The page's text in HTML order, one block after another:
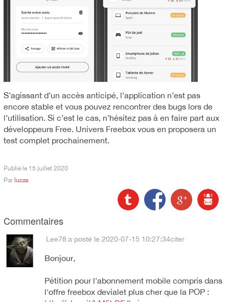
S’agissant d’un accès anticipé, l’application n’est pas
encore stable et vous pouvez rencontrer des bugs lors de
l’utilisation. Si c’est le cas, n’hésitez pas à en faire part aux
développeurs Free. Univers Freebox vous en proposera un
test complet prochainement.
Publié le 15 juillet 2020
Par lucas
Commentaires
Lee78 a posté le 2020-07-15 10:27:34citer
Bonjour,
Pétition pour l'abonnement mobile compris dans
l'offre freebox devialet plus cher que la POP :